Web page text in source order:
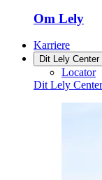
Om Lely
Karriere
Dit Lely Center
Locator
Dit Lely Center